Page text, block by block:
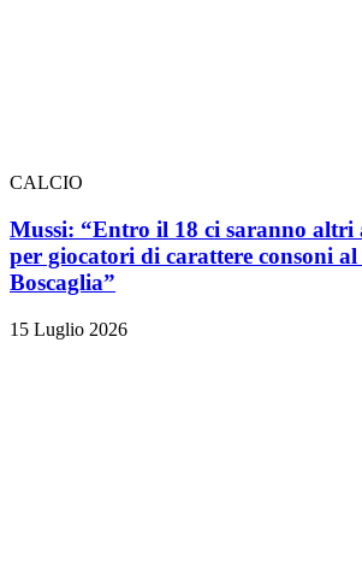
CALCIO
Mussi: “Entro il 18 ci saranno
per giocatori di carattere consoni
Boscaglia”
15 Luglio 2026